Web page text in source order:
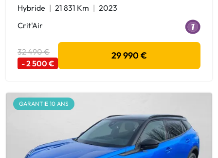
Hybride 21 831 Km
2023
Crit'Air
32 490 €
- 2 500 €
29 990 €
GARANTIE 10 ANS